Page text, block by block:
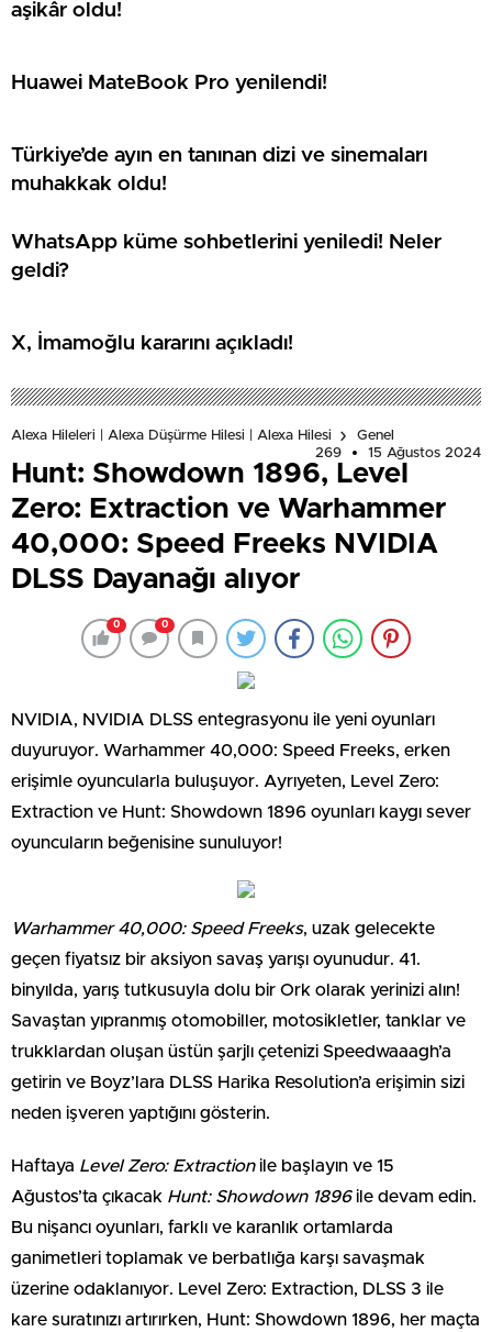
aşikâr oldu!
Huawei MateBook Pro yenilendi!
Türkiye’de ayın en tanınan dizi ve sinemaları
muhakkak oldu!
WhatsApp küme sohbetlerini yeniledi! Neler
geldi?
X, İmamoğlu kararını açıkladı!
Alexa Hileleri | Alexa Düşürme Hilesi | Alexa Hilesi
Genel
269
15 Ağustos 2024
Hunt: Showdown 1896, Level
Zero: Extraction ve Warhammer
40,000: Speed Freeks NVIDIA
DLSS Dayanağı alıyor
0 0
NVIDIA, NVIDIA DLSS entegrasyonu ile yeni oyunları
duyuruyor. Warhammer 40,000: Speed Freeks, erken
erişimle oyuncularla buluşuyor. Ayrıyeten, Level Zero:
Extraction ve Hunt: Showdown 1896 oyunları kaygı sever
oyuncuların beğenisine sunuluyor!
Warhammer 40,000: Speed Freeks, uzak gelecekte
geçen fiyatsız bir aksiyon savaş yarışı oyunudur. 41.
binyılda, yarış tutkusuyla dolu bir Ork olarak yerinizi alın!
Savaştan yıpranmış otomobiller, motosikletler, tanklar ve
trukklardan oluşan üstün şarjlı çetenizi Speedwaaagh’a
getirin ve Boyz’lara DLSS Harika Resolution’a erişimin sizi
neden işveren yaptığını gösterin.
Haftaya Level Zero: Extractionile başlayın ve 15
Ağustos’ta çıkacak Hunt: Showdown 1896ile devam edin.
Bu nişancı oyunları, farklı ve karanlık ortamlarda
ganimetleri toplamak ve berbatlığa karşı savaşmak
üzerine odaklanıyor. Level Zero: Extraction, DLSS 3 ile
kare suratınızı artırırken, Hunt: Showdown 1896, her maçta